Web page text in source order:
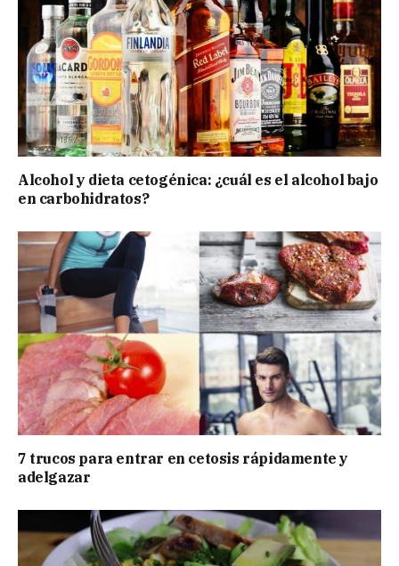
Alcohol y dieta cetogénica: ¿cuál es el alcohol bajo
en carbohidratos?
7 trucos para entrar en cetosis rápidamente y
adelgazar